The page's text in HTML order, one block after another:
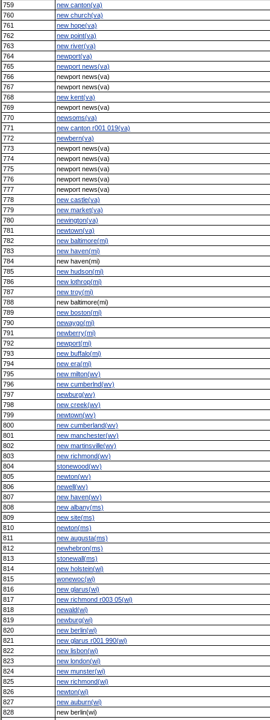
759
new canton(va)
760
new church(va)
761
new hope(va)
762
new point(va)
763
new river(va)
764
newport(va)
765
newport news(va)
766
newport news(va)
767
newport news(va)
768
new kent(va)
769
newport news(va)
770
newsoms(va)
771
new canton r001 019(va)
772
newbern(va)
773
newport news(va)
774
newport news(va)
775
newport news(va)
776
newport news(va)
777
newport news(va)
778
new castle(va)
779
new market(va)
780
newington(va)
781
newtown(va)
782
new baltimore(mi)
783
new haven(mi)
784
new haven(mi)
785
new hudson(mi)
786
new lothrop(mi)
787
new troy(mi)
788
new baltimore(mi)
789
new boston(mi)
790
newaygo(mi)
791
newberry(mi)
792
newport(mi)
793
new buffalo(mi)
794
new era(mi)
795
new milton(wv)
796
new cumberlnd(wv)
797
newburg(wv)
798
new creek(wv)
799
newtown(wv)
800
new cumberland(wv)
801
new manchester(wv)
802
new martinsville(wv)
803
new richmond(wv)
804
stonewood(wv)
805
newton(wv)
806
newell(wv)
807
new haven(wv)
808
new albany(ms)
809
new site(ms)
810
newton(ms)
811
new augusta(ms)
812
newhebron(ms)
813
stonewall(ms)
814
new holstein(wi)
815
wonewoc(wi)
816
new glarus(wi)
817
new richmond r003 05(wi)
818
newald(wi)
819
newburg(wi)
820
new berlin(wi)
821
new glarus r001 990(wi)
822
new lisbon(wi)
823
new london(wi)
824
new munster(wi)
825
new richmond(wi)
826
newton(wi)
827
new auburn(wi)
828
new berlin(wi)